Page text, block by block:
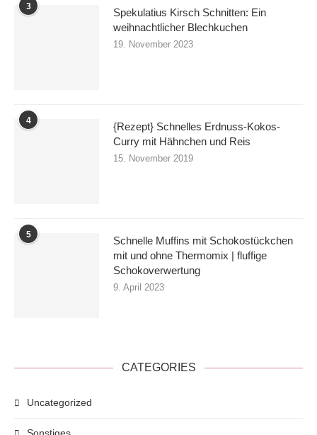
3
Spekulatius Kirsch Schnitten: Ein
weihnachtlicher Blechkuchen
19. November 2023
4
{Rezept} Schnelles Erdnuss-Kokos-
Curry mit Hähnchen und Reis
15. November 2019
5
Schnelle Muffins mit Schokostückchen
mit und ohne Thermomix | fluffige
Schokoverwertung
9. April 2023
CATEGORIES
Uncategorized